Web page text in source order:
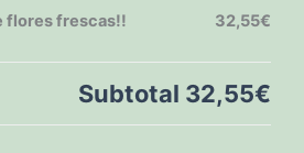
flores frescas!! 32,55€
Subtotal 32,55€